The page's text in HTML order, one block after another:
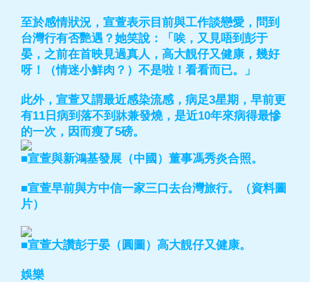
至於感情狀況，宣萱表示目前與工作談戀愛，問到
台灣行有否艷遇？她笑說：「唉，又見唔到彭于
晏，之前在首映見過真人，高大靚仔又健康，幾好
呀！（情迷小鮮肉？）不是啦！看看而已。」
此外，宣萱又謂最近感染流感，病足3星期，早前更
有11日病到落不到牀兼發燒，是近10年來病得最慘
的一次，因而瘦了5磅。
■宣萱與新鴻基發展（中國）董事馮秀炎合照。
■宣萱早前與方中信一家三口去台灣旅行。（資料圖
片）
■宣萱大讚彭于晏（圓圖）高大靚仔又健康。
娛樂